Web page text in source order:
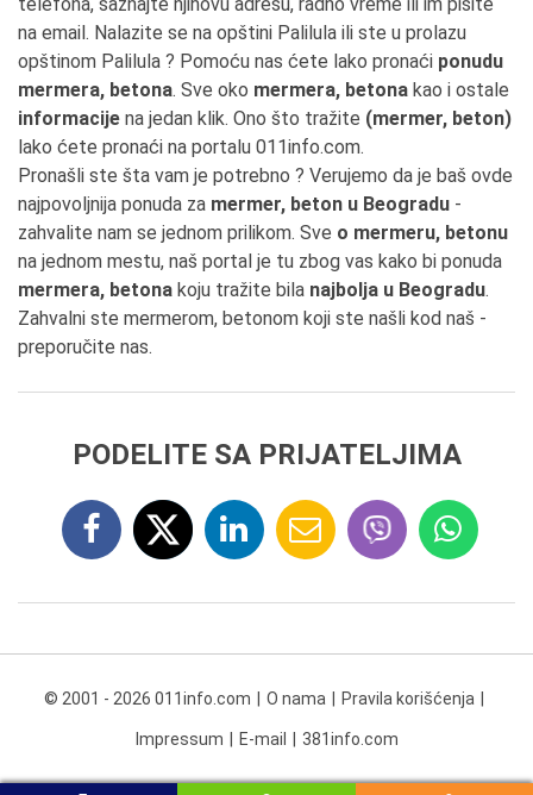
na email. Nalazite se na opštini Palilula ili ste u prolazu
opštinom Palilula ? Pomoću nas ćete lako pronaći ponudu
mermera, betona. Sve oko mermera, betona kao i ostale
informacije na jedan klik. Ono što tražite (mermer, beton)
lako ćete pronaći na portalu 011info.com.
Pronašli ste šta vam je potrebno ? Verujemo da je baš ovde
najpovoljnija ponuda za mermer, beton u Beogradu -
zahvalite nam se jednom prilikom. Sve o mermeru, betonu
na jednom mestu, naš portal je tu zbog vas kako bi ponuda
mermera, betona koju tražite bila najbolja u Beogradu.
Zahvalni ste mermerom, betonom koji ste našli kod naš -
preporučite nas.
PODELITE SA PRIJATELJIMA
© 2001 - 2026 011info.com O nama Pravila korišćenja
Impressum E-mail 381info.com